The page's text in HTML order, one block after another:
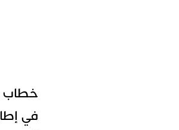
خطاب
في